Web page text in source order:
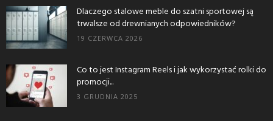
Dlaczego stalowe meble do szatni sportowej są
trwalsze od drewnianych odpowiedników?
19 CZERWCA 2026
Co to jest Instagram Reels i jak wykorzystać rolki do
promocji...
3 GRUDNIA 2025